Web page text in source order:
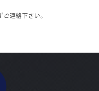
連絡下さい。